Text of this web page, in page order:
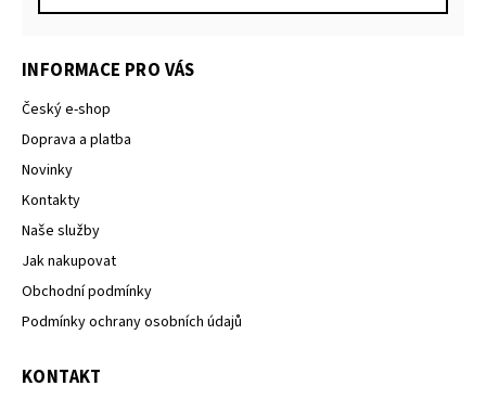
INFORMACE PRO VÁS
Český e-shop
Doprava a platba
Novinky
Kontakty
Naše služby
Jak nakupovat
Obchodní podmínky
Podmínky ochrany osobních údajů
KONTAKT